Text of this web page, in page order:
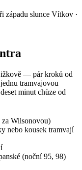
Vítkov ·
— pár kroků od
tramvajovou
minut chůze od
Wilsonovou)
nebo kousek tramvají
(noční 95, 98)